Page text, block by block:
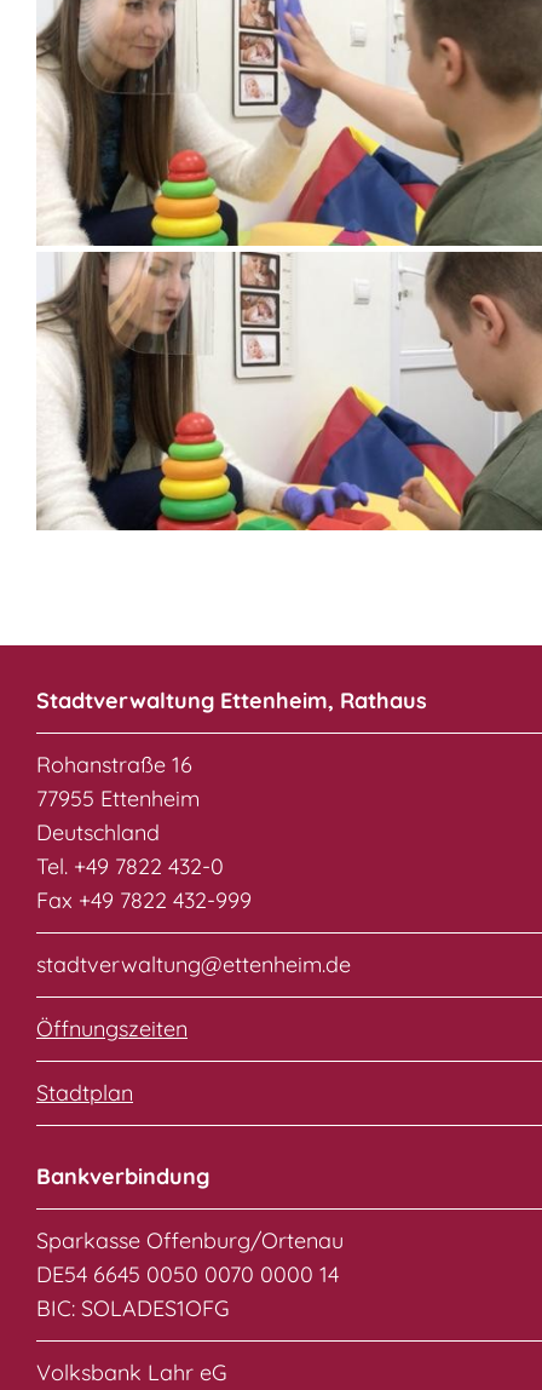
Stadtverwaltung Ettenheim, Rathaus
Rohanstraße 16
77955 Ettenheim
Deutschland
Tel. +49 7822 432-0
Fax +49 7822 432-999
stadtverwaltung@ettenheim.de
Öffnungszeiten
Stadtplan
Bankverbindung
Sparkasse Offenburg/Ortenau
DE54 6645 0050 0070 0000 14
BIC: SOLADES1OFG
Volksbank Lahr eG